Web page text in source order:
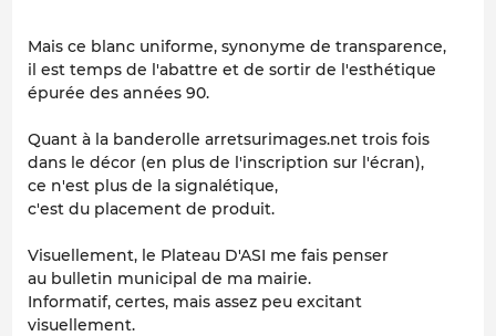
Mais ce blanc uniforme, synonyme de transparence,
il est temps de l'abattre et de sortir de l'esthétique
épurée des années 90.
Quant à la banderolle arretsurimages.net trois fois
dans le décor (en plus de l'inscription sur l'écran),
ce n'est plus de la signalétique,
c'est du placement de produit.
Visuellement, le Plateau D'ASI me fais penser
au bulletin municipal de ma mairie.
Informatif, certes, mais assez peu excitant
visuellement.